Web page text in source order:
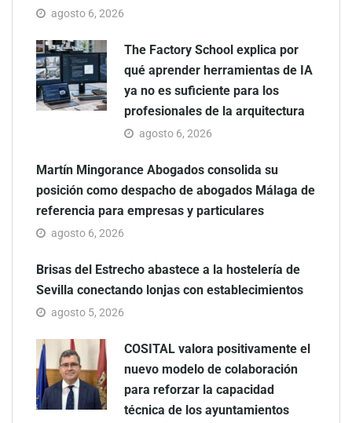
agosto 6, 2026
The Factory School explica por
qué aprender herramientas de IA
ya no es suficiente para los
profesionales de la arquitectura
agosto 6, 2026
Martín Mingorance Abogados consolida su
posición como despacho de abogados Málaga de
referencia para empresas y particulares
agosto 6, 2026
Brisas del Estrecho abastece a la hostelería de
Sevilla conectando lonjas con establecimientos
agosto 5, 2026
COSITAL valora positivamente el
nuevo modelo de colaboración
para reforzar la capacidad
técnica de los ayuntamientos